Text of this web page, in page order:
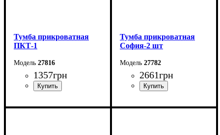
Тумба прикроватная
ПКТ-1
27816
1357грн
Ширина: 35 см
Тумба прикроватная
София-2 шт
27782
2661грн
Ширина: 60 см